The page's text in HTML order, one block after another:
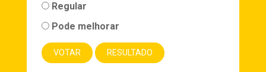
Regular
Pode melhorar